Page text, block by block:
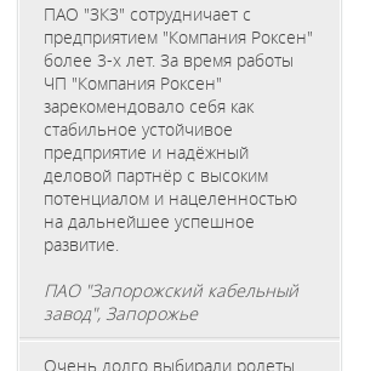
ПАО "ЗКЗ" сотрудничает с
предприятием "Компания Роксен"
более 3-х лет. За время работы
ЧП "Компания Роксен"
зарекомендовало себя как
стабильное устойчивое
предприятие и надёжный
деловой партнёр с высоким
потенциалом и нацеленностью
на дальнейшее успешное
развитие.
ПАО "Запорожский кабельный
завод", Запорожье
Очень долго выбирали ролеты